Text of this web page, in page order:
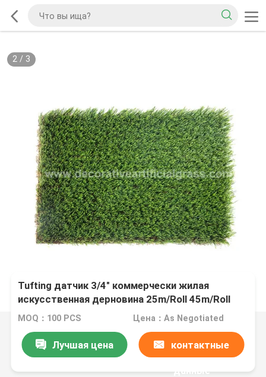
2/ 3
Tufting датчик 3/4" коммерчески жилая
искусственная дерновина 25m/Roll 45m/Roll
травы
MOQ：100 PCS Цена：As Negotiated
Лучшая цена контактные
данные